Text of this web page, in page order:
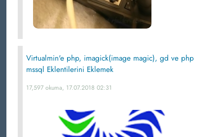
Virtualmin'e php, imagick(image magic), gd ve php
mssql Eklentilerini Eklemek
17,597 okuma, 17.07.2018 02:31